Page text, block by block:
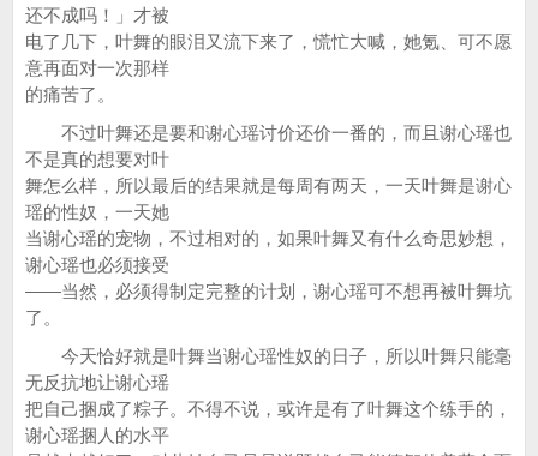
还不成吗！」才被
电了几下，叶舞的眼泪又流下来了，慌忙大喊，她氪、可不愿
意再面对一次那样
的痛苦了。
不过叶舞还是要和谢心瑶讨价还价一番的，而且谢心瑶也
不是真的想要对叶
舞怎么样，所以最后的结果就是每周有两天，一天叶舞是谢心
瑶的性奴，一天她
当谢心瑶的宠物，不过相对的，如果叶舞又有什么奇思妙想，
谢心瑶也必须接受
——当然，必须得制定完整的计划，谢心瑶可不想再被叶舞坑
了。
今天恰好就是叶舞当谢心瑶性奴的日子，所以叶舞只能毫
无反抗地让谢心瑶
把自己捆成了粽子。不得不说，或许是有了叶舞这个练手的，
谢心瑶捆人的水平